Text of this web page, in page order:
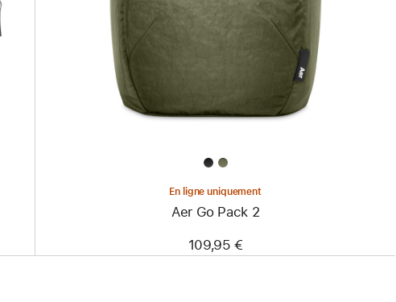
Aer
Go
En ligne uniquement
Aer Go Pack 2
109,95 €